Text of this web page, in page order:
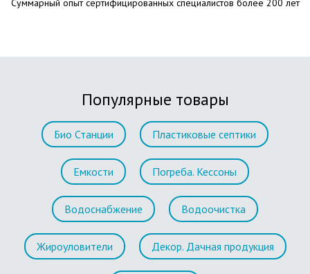
Суммарный опыт сертифицированных специалистов более 200 лет
Популярные товары
Био Станции Пластиковые септики
Емкости Погреба. Кессоны
Водоснабжение Водоочистка
Жироуловители Декор. Дачная продукция